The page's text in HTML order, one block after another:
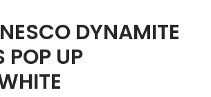
DYNAMITE
POP UP